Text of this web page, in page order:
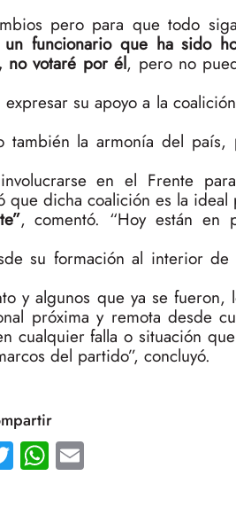
pero para que todo
funcionario que ha sido
no votaré por él, pero no
su apoyo a la
también la armonía del país,
en el Frente
que dicha coalición es la
, comentó. “Hoy están en
su formación al interior
y algunos que ya se
próxima y remota desde
cualquier falla o situación
del partido”, concluyó.
TwitterWhatsApp